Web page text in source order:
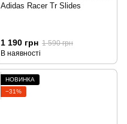
Adidas Racer Tr Slides
1 190 грн 1 590 грн
В наявності
НОВИНКА
−31%